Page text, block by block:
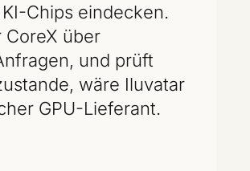
Chips eindecken.
CoreX über
und prüft
wäre Iluvatar
GPU-Lieferant.